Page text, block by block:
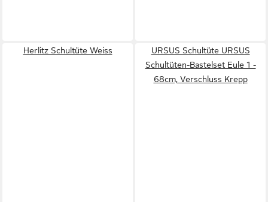
Herlitz Schultüte Weiss
URSUS Schultüte URSUS
Schultüten-Bastelset Eule 1 -
68cm, Verschluss Krepp